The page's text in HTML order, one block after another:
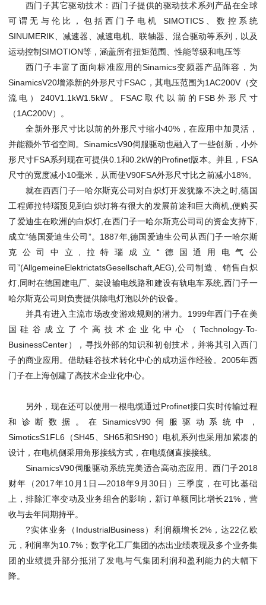
西门子其它驱动技术：西门子提供的驱动技术系列产品在全球
可谓无与伦比，包括西门子电机 SIMOTICS、数控系统
SINUMERIK、减速器、减速电机、联轴器、混合驱动等系列，以及
运动控制SIMOTION等，涵盖所有扭矩范围、性能等级和电压等
西门子丰富了面向标准应用的Sinamics变频器产品阵容，为
SinamicsV20增添新的外形尺寸FSAC，其电压范围为1AC200V（交
流电）240V1.1kW1.5kW。FSAC取代以前的FSB外形尺寸
（1AC200V）。
全新外形尺寸比以前的外形尺寸缩小40%，在应用中加灵活，
并能额外节省空间。SinamicsV90伺服驱动也融入了一些创新，小外
形尺寸FSA系列现在可提供0.1和0.2kW的Profinet版本。并且，FSA
尺寸的宽度减小10毫米，从而使V90FSA外形尺寸比之前减小18%。
就在西西门子一哈尔斯克公司对白炽灯开发犹豫不决之时,德国
工程师拉特瑙预见到白炽灯将有很大的发展前途和巨大商机,便购买
了爱迪生在欧洲的白炽灯,在西门子一哈尔斯克公司司的资金支持下,
成立“德国爱迪生公司”。1887年,德国爱迪生公司从西门子一哈尔斯
克公司中立,拉特瑙成立“德国通用电气公
司”(AllgemeineElektrictatsGesellschaft,AEG),公司制造、销售白炽
灯,同时在德国建电厂、架设输电线路和建设有轨电车系统,西门子一
哈尔斯克公司则负责提供除电灯泡以外的设备。
并具有进入主流市场改变游戏规则的潜力。1999年西门子在美
国硅谷成立了个高技术企业化中心（Technology-To-
BusinessCenter），寻找外部的知识和初创技术，并将其引入西门
子的商业应用。借助硅谷技术转化中心的成功运作经验。2005年西
门子在上海创建了高技术企业化中心。
另外，现在还可以使用一根电缆通过Profinet接口实时传输过程
和诊断数据。在SinamicsV90伺服驱动系统中，
SimoticsS1FL6（SH45、SH65和SH90）电机系列也采用加紧凑的
设计，在电机侧采用角形接线方式，在电缆侧直接接线。
SinamicsV90伺服驱动系统完美适合高动态应用。西门子2018
财年（2017年10月1日—2018年9月30日）三季度，在可比基础
上，排除汇率变动及业务组合的影响，新订单额同比增长21%，营
收与去年同期持平。
?实体业务（IndustrialBusiness）利润额增长2%，达22亿欧
元，利润率为10.7%；数字化工厂集团的杰出业绩表现及多个业务集
团的业绩提升部分抵消了发电与气集团利润和盈利能力的大幅下
降。